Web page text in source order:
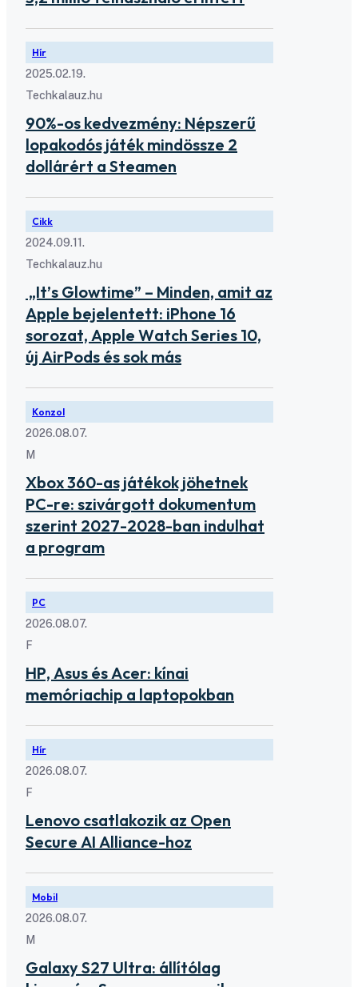
Hír
2025.02.19.
Techkalauz.hu
90%-os kedvezmény: Népszerű
lopakodós játék mindössze 2
dollárért a Steamen
Cikk
2024.09.11.
Techkalauz.hu
„It’s Glowtime” – Minden, amit az
Apple bejelentett: iPhone 16
sorozat, Apple Watch Series 10,
új AirPods és sok más
Konzol
2026.08.07.
M
Xbox 360-as játékok jöhetnek
PC-re: szivárgott dokumentum
szerint 2027-2028-ban indulhat
a program
PC
2026.08.07.
F
HP, Asus és Acer: kínai
memóriachip a laptopokban
Hír
2026.08.07.
F
Lenovo csatlakozik az Open
Secure AI Alliance-hoz
Mobil
2026.08.07.
M
Galaxy S27 Ultra: állítólag